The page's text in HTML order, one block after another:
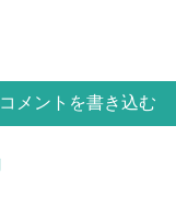
コメントを書き込む